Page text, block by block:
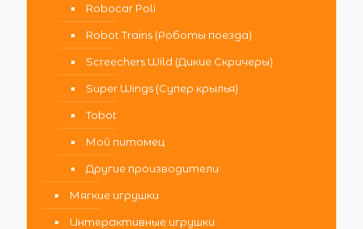
Robocar Poli
Robot Trains (Роботы поезда)
Screechers Wild (Дикие Скричеры)
Super Wings (Супер крылья)
Tobot
Мой питомец
Другие производители
Мягкие игрушки
Интерактивные игрушки